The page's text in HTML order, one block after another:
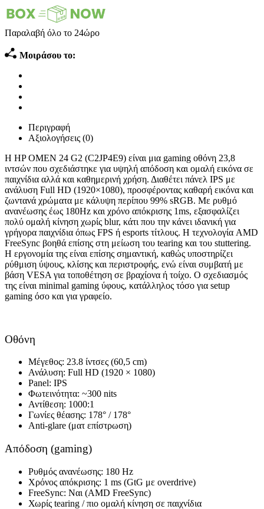
Παραλαβή όλο το 24ώρο
Μοιράσου το:
Περιγραφή
Αξιολογήσεις (0)
Η HP OMEN 24 G2 (C2JP4E9) είναι μια gaming οθόνη 23,8
ιντσών που σχεδιάστηκε για υψηλή απόδοση και ομαλή εικόνα σε
παιχνίδια αλλά και καθημερινή χρήση. Διαθέτει πάνελ IPS με
ανάλυση Full HD (1920×1080), προσφέροντας καθαρή εικόνα και
ζωντανά χρώματα με κάλυψη περίπου 99% sRGB. Με ρυθμό
ανανέωσης έως 180Hz και χρόνο απόκρισης 1ms, εξασφαλίζει
πολύ ομαλή κίνηση χωρίς blur, κάτι που την κάνει ιδανική για
γρήγορα παιχνίδια όπως FPS ή esports τίτλους. Η τεχνολογία AMD
FreeSync βοηθά επίσης στη μείωση του tearing και του stuttering.
Η εργονομία της είναι επίσης σημαντική, καθώς υποστηρίζει
ρύθμιση ύψους, κλίσης και περιστροφής, ενώ είναι συμβατή με
βάση VESA για τοποθέτηση σε βραχίονα ή τοίχο. Ο σχεδιασμός
της είναι minimal gaming ύφους, κατάλληλος τόσο για setup
gaming όσο και για γραφείο.
Οθόνη
Μέγεθος: 23.8 ίντσες (60,5 cm)
Ανάλυση: Full HD (1920 × 1080)
Panel: IPS
Φωτεινότητα: ~300 nits
Αντίθεση: 1000:1
Γωνίες θέασης: 178° / 178°
Anti-glare (ματ επίστρωση)
Απόδοση (gaming)
Ρυθμός ανανέωσης: 180 Hz
Χρόνος απόκρισης: 1 ms (GtG με overdrive)
FreeSync: Ναι (AMD FreeSync)
Χωρίς tearing / πιο ομαλή κίνηση σε παιχνίδια